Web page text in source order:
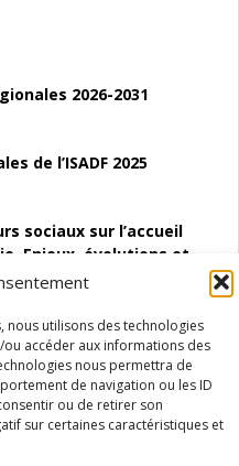
nous utilisons des technologies
accéder aux informations des
nous permettra de
de navigation ou les ID
ou de retirer son
sur certaines caractéristiques et
2026-2031
de l’ISADF 2025
sociaux sur l’accueil
Enjeux, évolutions et
d’emploi (SAACE)
:quels indicateurs